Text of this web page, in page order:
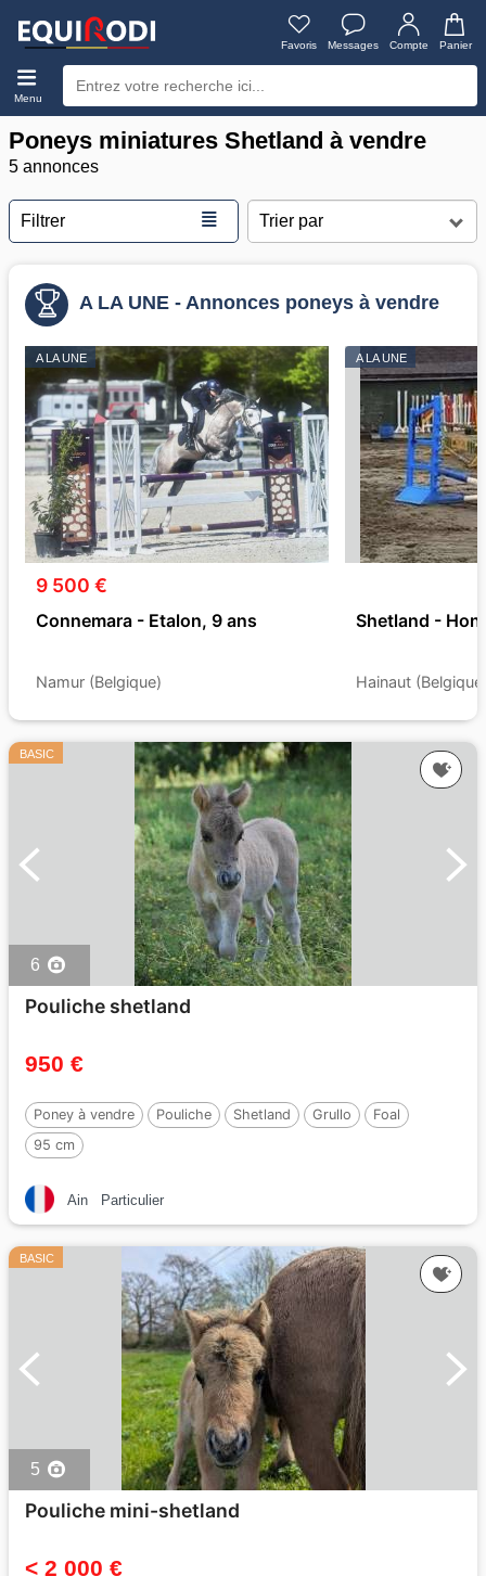
Favoris Messages Compte Panier
Menu
Poneys miniatures Shetland à vendre
5 annonces
Filtrer ≣
A LA UNE - Annonces poneys à vendre
A LA UNE
9 500 €
Connemara - Etalon, 9 ans
Namur (Belgique)
A LA UNE
Shetland -
Hainaut
BASIC
6
Pouliche shetland
950 €
Poney à vendre Pouliche Shetland Grullo
Foal
95 cm
Ain Particulier
BASIC
5
Pouliche mini-shetland
< 2 000 €